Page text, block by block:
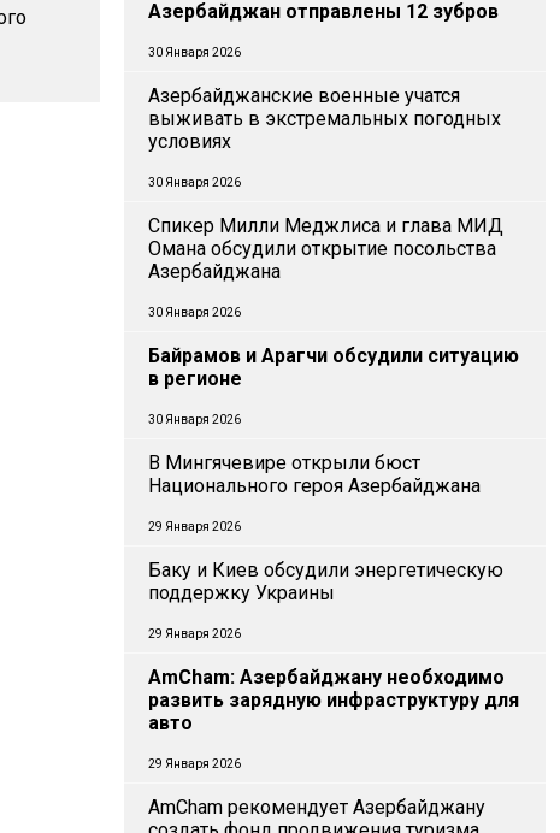
Азербайджан отправлены 12 зубров
30 Января 2026
Азербайджанские военные учатся
выживать в экстремальных погодных
условиях
30 Января 2026
Спикер Милли Меджлиса и глава МИД
Омана обсудили открытие посольства
Азербайджана
30 Января 2026
Байрамов и Арагчи обсудили ситуацию
в регионе
30 Января 2026
В Мингячевире открыли бюст
Национального героя Азербайджана
29 Января 2026
Баку и Киев обсудили энергетическую
поддержку Украины
29 Января 2026
AmCham: Азербайджану необходимо
развить зарядную инфраструктуру для
авто
29 Января 2026
AmCham рекомендует Азербайджану